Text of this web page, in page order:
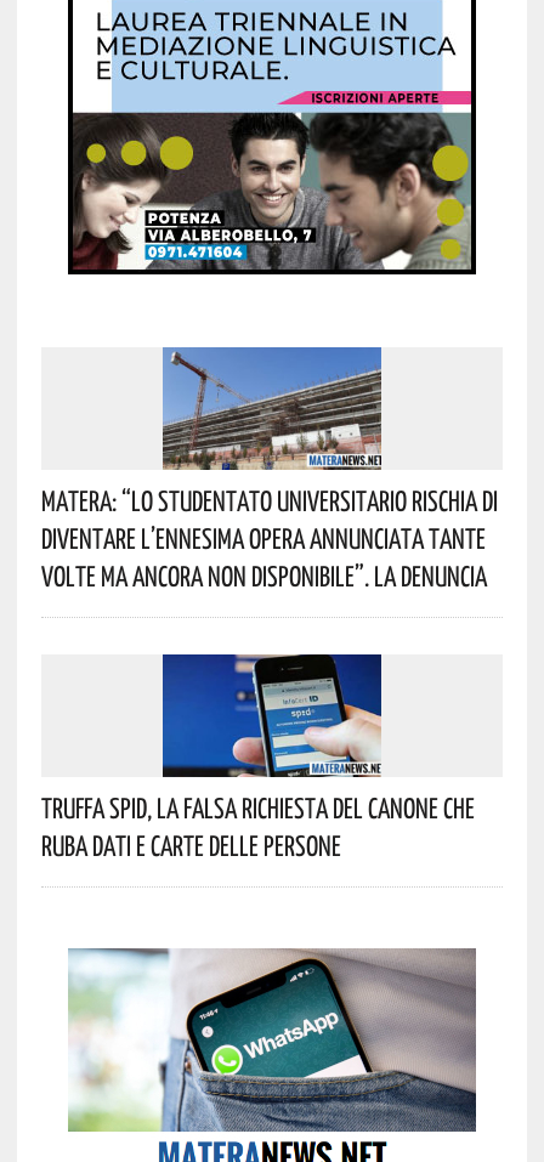
Matera: “Lo Studentato Universitario Rischia Di
Diventare L’ennesima Opera Annunciata Tante
Volte Ma Ancora Non Disponibile”. La Denuncia
Truffa Spid, La Falsa Richiesta Del Canone Che
Ruba Dati E Carte Delle Persone